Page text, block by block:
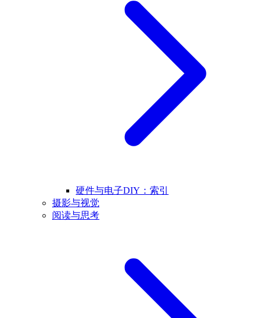
硬件与电子DIY：索引
摄影与视觉
阅读与思考